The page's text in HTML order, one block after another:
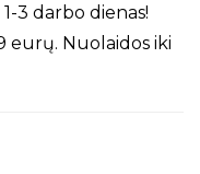
3 darbo dienas!
eurų. Nuolaidos iki